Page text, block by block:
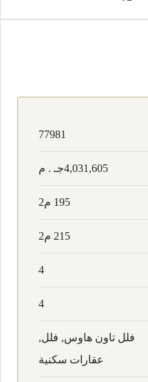
77981
4,031,605جـ . م
195 م2
215 م2
4
4
فلل تاون هاوس, فلل,
عقارات سكنية